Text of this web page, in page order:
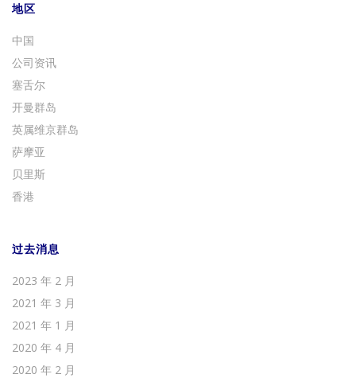
地区
中国
公司资讯
塞舌尔
开曼群岛
英属维京群岛
萨摩亚
贝里斯
香港
过去消息
2023 年 2 月
2021 年 3 月
2021 年 1 月
2020 年 4 月
2020 年 2 月